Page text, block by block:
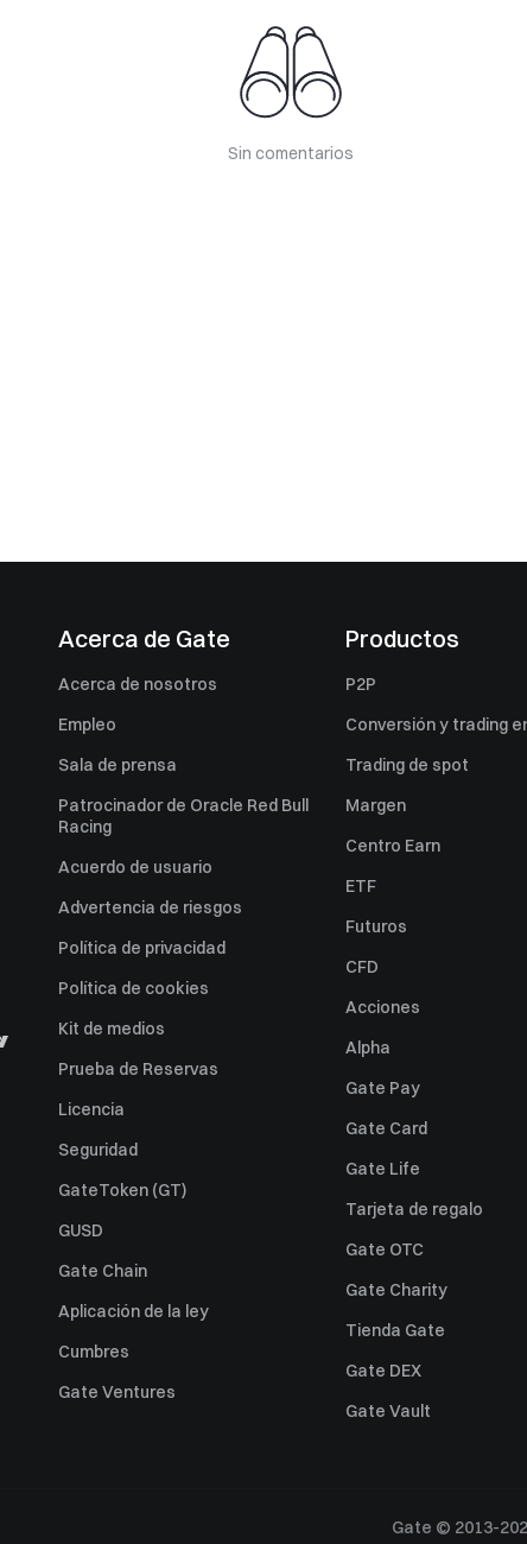
Sin comentarios
Acerca de Gate
Acerca de nosotros
Empleo
Sala de prensa
Patrocinador de Oracle Red Bull
Racing
Acuerdo de usuario
Advertencia de riesgos
Política de privacidad
Política de cookies
Kit de medios
Prueba de Reservas
Licencia
Seguridad
GateToken (GT)
GUSD
Gate Chain
Aplicación de la ley
Cumbres
Gate Ventures
Productos
P2P
Conversión y trading
Trading de spot
Margen
Centro Earn
ETF
Futuros
CFD
Acciones
Alpha
Gate Pay
Gate Card
Gate Life
Tarjeta de regalo
Gate OTC
Gate Charity
Tienda Gate
Gate DEX
Gate Vault
Gate © 2013-